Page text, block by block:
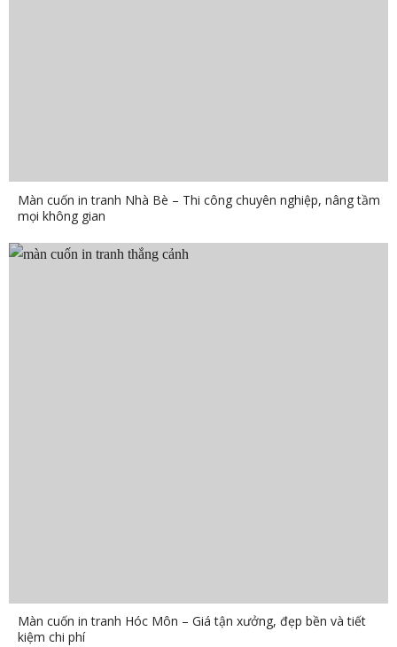
Màn cuốn in tranh Nhà Bè – Thi công chuyên nghiệp, nâng tầm
mọi không gian
Màn cuốn in tranh Hóc Môn – Giá tận xưởng, đẹp bền và tiết
kiệm chi phí